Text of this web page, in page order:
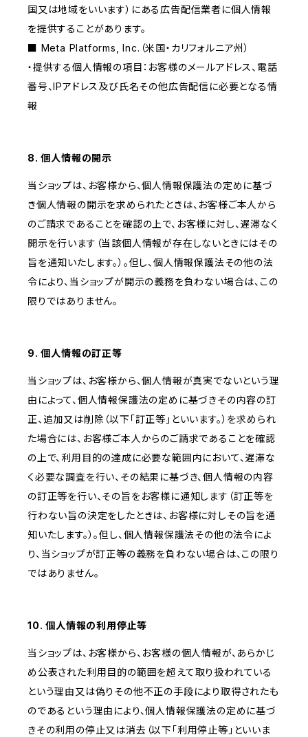
国又は地域をいいます）にある広告配信業者に個人情報
を提供することがあります。
■ Meta Platforms, Inc.（米国・カリフォルニア州）
・提供する個人情報の項目：お客様のメールアドレス、電話
番号、IPアドレス及び氏名その他広告配信に必要となる情
報
8. 個人情報の開示
当ショップは、お客様から、個人情報保護法の定めに基づ
き個人情報の開示を求められたときは、お客様ご本人から
のご請求であることを確認の上で、お客様に対し、遅滞なく
開示を行います（当該個人情報が存在しないときにはその
旨を通知いたします。）。但し、個人情報保護法その他の法
令により、当ショップが開示の義務を負わない場合は、この
限りではありません。
9. 個人情報の訂正等
当ショップは、お客様から、個人情報が真実でないという理
由によって、個人情報保護法の定めに基づきその内容の訂
正、追加又は削除（以下「訂正等」といいます。）を求められ
た場合には、お客様ご本人からのご請求であることを確認
の上で、利用目的の達成に必要な範囲内において、遅滞な
く必要な調査を行い、その結果に基づき、個人情報の内容
の訂正等を行い、その旨をお客様に通知します（訂正等を
行わない旨の決定をしたときは、お客様に対しその旨を通
知いたします。）。但し、個人情報保護法その他の法令によ
り、当ショップが訂正等の義務を負わない場合は、この限り
ではありません。
10. 個人情報の利用停止等
当ショップは、お客様から、お客様の個人情報が、あらかじ
め公表された利用目的の範囲を超えて取り扱われている
という理由又は偽りその他不正の手段により取得されたも
のであるという理由により、個人情報保護法の定めに基づ
きその利用の停止又は消去（以下「利用停止等」といいま